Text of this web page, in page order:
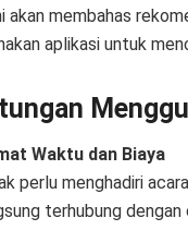
akan membahas
aplikasi untuk
Waktu dan Biaya
perlu menghadiri
terhubung